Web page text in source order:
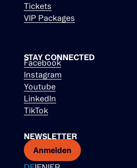
Tickets
VIP Packages
STAY CONNECTED
Facebook
Instagram
Youtube
LinkedIn
TikTok
NEWSLETTER
Anmelden